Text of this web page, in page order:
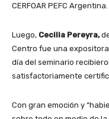
CERFOAR PEFC Argentina.
Luego, Cecilia Pereyra,
Centro fue una
día del seminario
satisfactoriamente
Con gran emoción y